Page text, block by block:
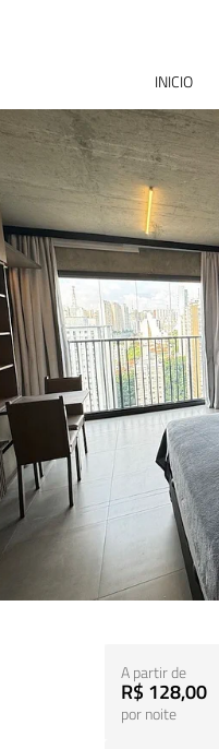
INICIO
A partir de
R$ 128,00
por noite